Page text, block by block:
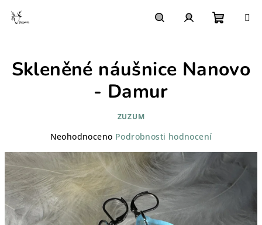
košík
Skleněné náušnice Nanovo
- Damur
ZUZUM
Průměrné
produktu
je
0,0
z
5
hvězdiček.
Neohodnoceno Podrobnosti hodnocení